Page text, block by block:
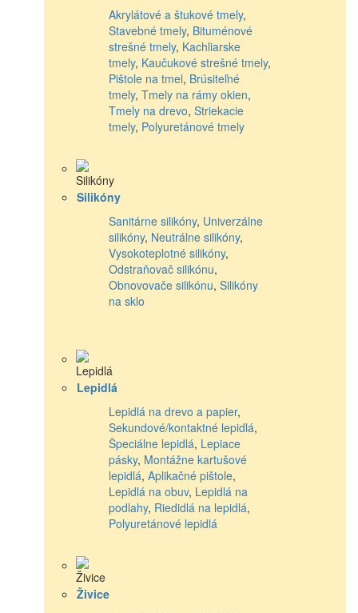
Akrylátové a štukové tmely,
Stavebné tmely, Bituménové
strešné tmely, Kachliarske
tmely, Kaučukové strešné tmely,
Pištole na tmel, Brúsiteľné
tmely, Tmely na rámy okien,
Tmely na drevo, Striekacie
tmely, Polyuretánové tmely
Silikóny
Sanitárne silikóny, Univerzálne
silikóny, Neutrálne silikóny,
Vysokoteplotné silikóny,
Odstraňovač silikónu,
Obnovovače silikónu, Silikóny
na sklo
Lepidlá
Lepidlá na drevo a papier,
Sekundové/kontaktné lepidlá,
Špeciálne lepidlá, Lepiace
pásky, Montážne kartušové
lepidlá, Aplikačné pištole,
Lepidlá na obuv, Lepidlá na
podlahy, Riedidlá na lepidlá,
Polyuretánové lepidlá
Živice